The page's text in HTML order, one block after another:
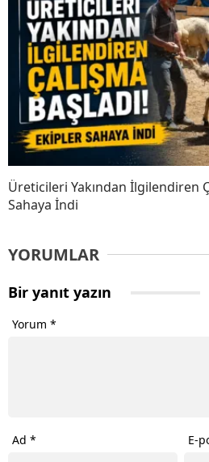
Üreticileri Yakından İlgilendiren
Sahaya İndi
YORUMLAR
Bir yanıt yazın
Yorum *
Ad * E-